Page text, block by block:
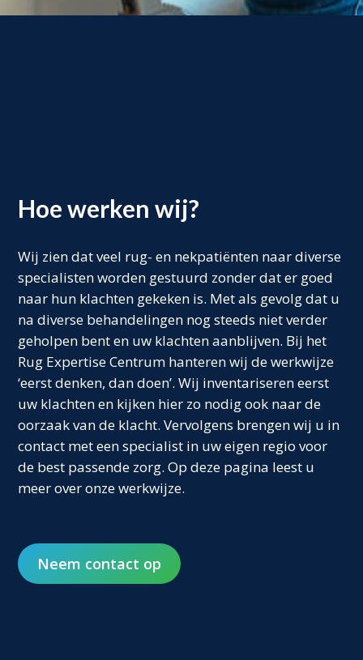
Hoe werken wij?
Wij zien dat veel rug- en nekpatiënten naar diverse
specialisten worden gestuurd zonder dat er goed
naar hun klachten gekeken is. Met als gevolg dat u
na diverse behandelingen nog steeds niet verder
geholpen bent en uw klachten aanblijven. Bij het
Rug Expertise Centrum hanteren wij de werkwijze
‘eerst denken, dan doen’. Wij inventariseren eerst
uw klachten en kijken hier zo nodig ook naar de
oorzaak van de klacht. Vervolgens brengen wij u in
contact met een specialist in uw eigen regio voor
de best passende zorg. Op deze pagina leest u
meer over onze werkwijze.
Neem contact op